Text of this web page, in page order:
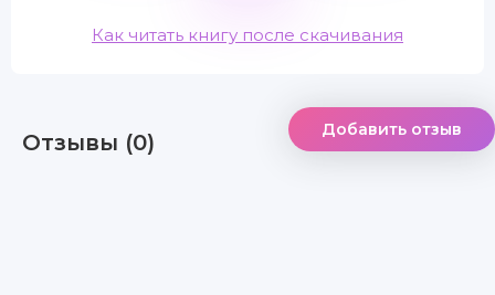
Как читать книгу после скачивания
Отзывы (0) Добавить отзыв